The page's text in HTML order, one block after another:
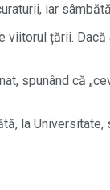
iar
țării.
spunând că
la